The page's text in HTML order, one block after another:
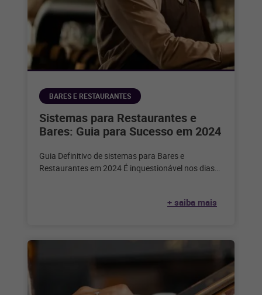
BARES E RESTAURANTES
Sistemas para Restaurantes e
Bares: Guia para Sucesso em 2024
Guia Definitivo de sistemas para Bares e
Restaurantes em 2024 É inquestionável nos dias
+ saiba mais